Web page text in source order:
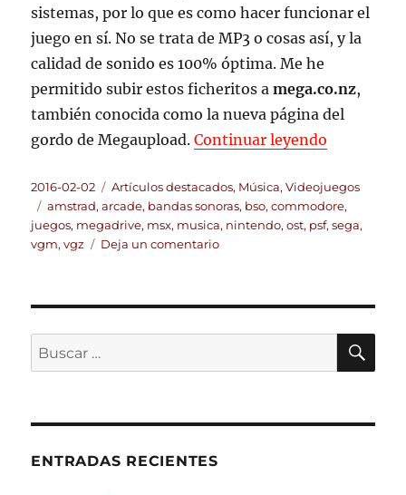
sistemas, por lo que es como hacer funcionar el
juego en sí. No se trata de MP3 o cosas así, y la
calidad de sonido es 100% óptima. Me he
permitido subir estos ficheritos amega.co.nz,
también conocida como la nueva página del
gordo de Megaupload.Continuar leyendo
Publicado
el
2016-02-02 Categorías
Artículos destacados, Música,Videojuegos
Etiquetas
amstrad,arcade, bandas sonoras, bso,commodore,
juegos, megadrive, msx, musica, nintendo,ost, psf,sega,
vgm,vgz Deja un comentarioen
Buscar
por:
ENTRADAS RECIENTES